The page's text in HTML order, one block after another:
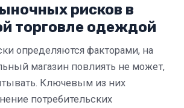
рисков в
торговле одеждой
определяются факторами, на
магазин повлиять не может,
Ключевым из них
потребительских